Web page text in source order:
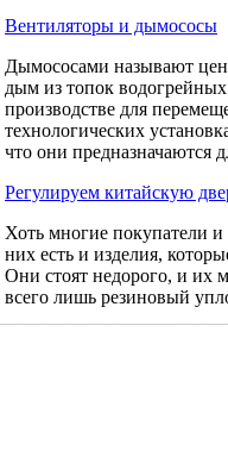
Вентиляторы и дымососы
Дымососами называют
дым из топок
производстве для
технологических
что они предназначаются
Регулируем китайскую
Хоть многие покупатели
них есть и изделия,
Они стоят недорого, и их
всего лишь резиновый